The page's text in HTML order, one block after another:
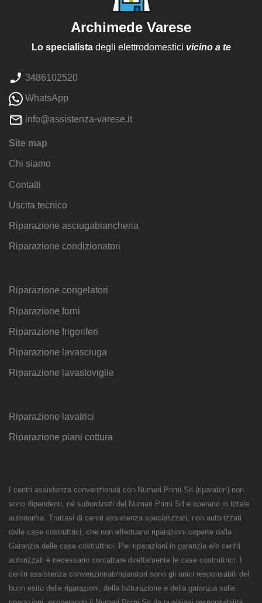
Archimede Varese
Lo specialistadegli elettrodomestici vicino a te
3486102520
WhatsApp
info@assistenza-varese.it
Site map
Chi siamo
Contatti
Uscita tecnico
Riparazione asciugabiancheria
Riparazione condizionatori
Riparazione congelatori
Riparazione forni
Riparazione frigoriferi
Riparazione lavasciuga
Riparazione lavastoviglie
Riparazione lavatrici
Riparazione piani cottura
I centri assistenza convenzionati con Numeri Primi Srl (riparatori) non
sono dipendenti, né subordinati del Numeri Primi Srl e operano in totale
autonomia. Trattasi di centri assistenza specializzati, non autorizzati
dalle case costruttrici, che non effettuano riparazioni coperte dalla
Garanzia delle case costruttrici. Per riparazioni in garanzia e/o centri
autorizzati è necessario contattare direttamente le case costruttrici. I
centri assistenza convenzionati/riparatori sono gli unici responsabili del
buon esito delle riparazioni, della fatturazione e della garanzia sulle